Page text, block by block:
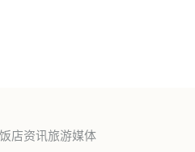
店资讯旅游媒体